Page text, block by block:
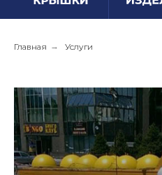
Главная → Услуги